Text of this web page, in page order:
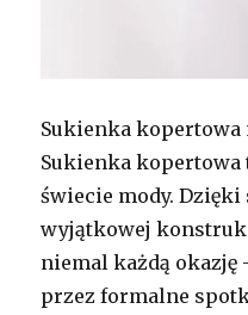
Sukienka
Sukienka
świecie mody.
wyjątkowej
niemal każdą okazję
przez formalne